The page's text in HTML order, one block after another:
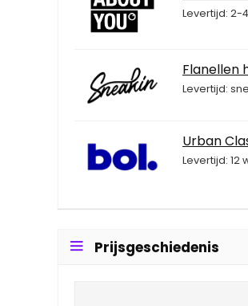
Levertijd: 2-
Flanellen
Levertijd:
Urban
Levertijd: 12
Prijsgeschiedenis